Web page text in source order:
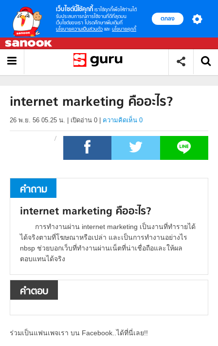
เว็บไซต์นี้ใช้คุกกี้ เราใช้คุกกี้เพื่อให้ท่านได้
รับประสบการณ์การใช้งานที่ดีที่สุดบน
เว็บไซต์ของเรา โปรดศึกษาเพิ่มเติมที่
นโยบายความเป็นส่วนตัว และ นโยบายคุกกี้
ตกลง
internet marketing คืออะไร?
26 พ.ย. 56 05.25 น. เปิดอ่าน 0 ความคิดเห็น 0
คำถาม
internet marketing คืออะไร?
การทำงานผ่าน internet marketing เป็นงานที่ทำรายได้
ได้จริงตามที่โฆษณาหรือเปล่า และเป็นการทำงานอย่างไร
nbsp ช่วยบอกเว็บที่ทำงานผ่านเน็ตที่น่าเชื่อถือและให้ผล
ตอบแทนได้จริง
คำตอบ
ร่วมเป็นแฟนเพจเรา บน Facebook..ได้ที่นี่เลย!!